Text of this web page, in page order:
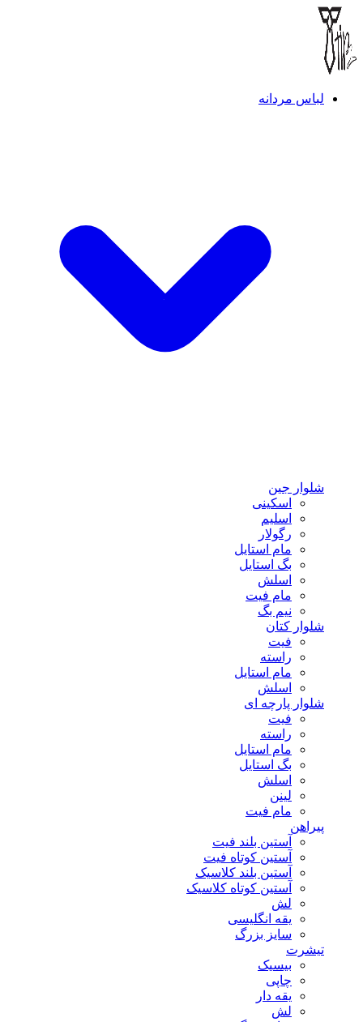
لباس مردانه
شلوار جین
اسکینی
اسلیم
رگولار
مام استایل
بگ استایل
اسلش
مام فیت
نیم بگ
شلوار کتان
فیت
راسته
مام استایل
اسلش
شلوار پارچه ای
فیت
راسته
مام استایل
بگ استایل
اسلش
لینن
مام فیت
پیراهن
آستین بلند فیت
آستین کوتاه فیت
آستین بلند کلاسیک
آستین کوتاه کلاسیک
لش
یقه انگلیسی
سایز بزرگ
تیشرت
بیسیک
چاپی
یقه دار
لش